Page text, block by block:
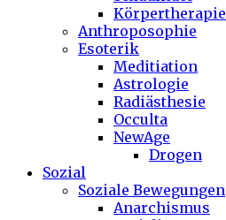
Körpertherapie
Anthroposophie
Esoterik
Meditiation
Astrologie
Radiästhesie
Occulta
NewAge
Drogen
Sozial
Soziale Bewegungen
Anarchismus